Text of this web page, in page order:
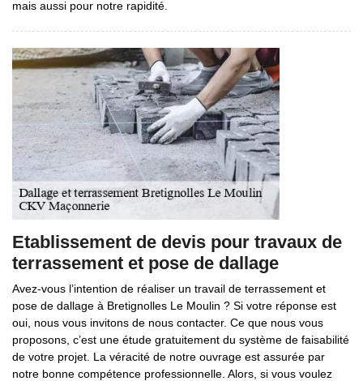
mais aussi pour notre rapidité.
Etablissement de devis pour travaux de
terrassement et pose de dallage
Avez-vous l’intention de réaliser un travail de terrassement et
pose de dallage à Bretignolles Le Moulin ? Si votre réponse est
oui, nous vous invitons de nous contacter. Ce que nous vous
proposons, c’est une étude gratuitement du système de faisabilité
de votre projet. La véracité de notre ouvrage est assurée par
notre bonne compétence professionnelle. Alors, si vous voulez